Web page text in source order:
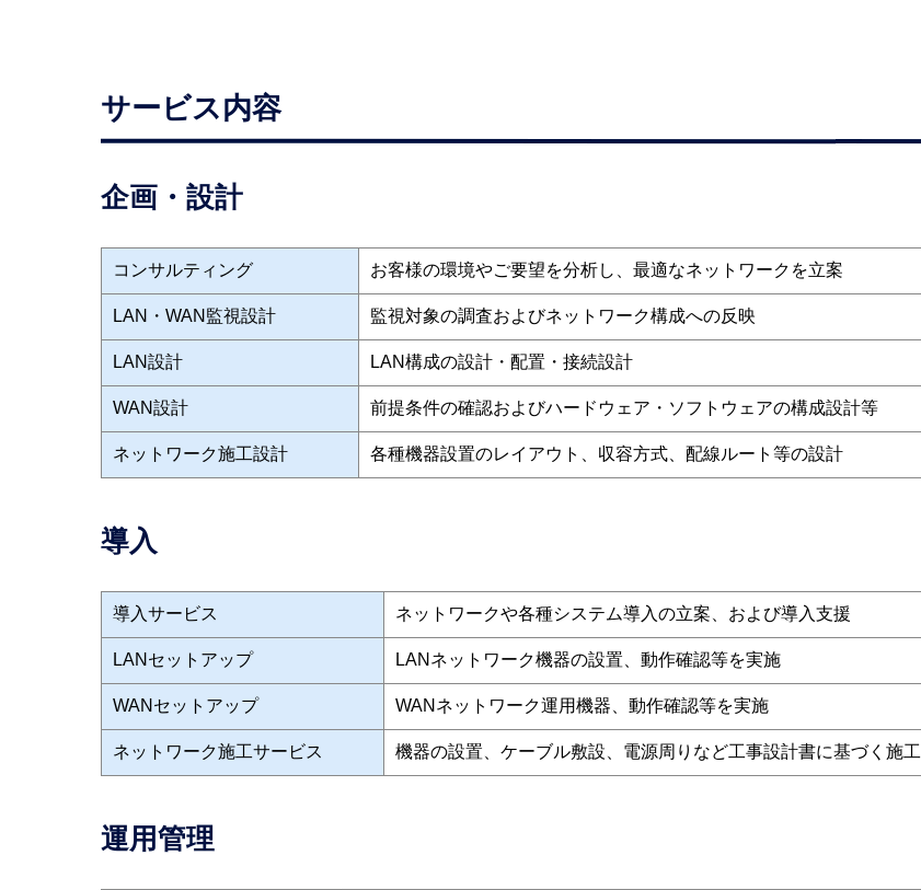
サービス内容
企画・設計
コンサルティング お客様の環境やご要望を分析し、最適なネットワークを立案
LAN・WAN監視設計 監視対象の調査およびネットワーク構成への反映
LAN設計 LAN構成の設計・配置・接続設計
WAN設計 前提条件の確認およびハードウェア・ソフトウェアの構成設計等
ネットワーク施工設計 各種機器設置のレイアウト、収容方式、配線ルート等の設計
導入
導入サービス ネットワークや各種システム導入の立案、および導入支援
LANセットアップ LANネットワーク機器の設置、動作確認等を実施
WANセットアップ WANネットワーク運用機器、動作確認等を実施
ネットワーク施工サービス 機器の設置、ケーブル敷設、電源周りなど工事設計書に基づく施工
運用管理